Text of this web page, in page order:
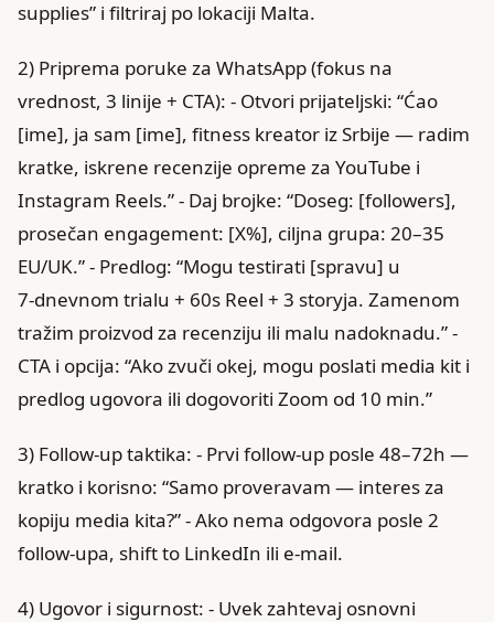
supplies” i filtriraj po lokaciji Malta.
2) Priprema poruke za WhatsApp (fokus na
vrednost, 3 linije + CTA): - Otvori prijateljski: “Ćao
[ime], ja sam [ime], fitness kreator iz Srbije — radim
kratke, iskrene recenzije opreme za YouTube i
Instagram Reels.” - Daj brojke: “Doseg: [followers],
prosečan engagement: [X%], ciljna grupa: 20–35
EU/UK.” - Predlog: “Mogu testirati [spravu] u
7‑dnevnom trialu + 60s Reel + 3 storyja. Zamenom
tražim proizvod za recenziju ili malu nadoknadu.” -
CTA i opcija: “Ako zvuči okej, mogu poslati media kit i
predlog ugovora ili dogovoriti Zoom od 10 min.”
3) Follow‑up taktika: - Prvi follow‑up posle 48–72h —
kratko i korisno: “Samo proveravam — interes za
kopiju media kita?” - Ako nema odgovora posle 2
follow‑upa, shift to LinkedIn ili e‑mail.
4) Ugovor i sigurnost: - Uvek zahtevaj osnovni